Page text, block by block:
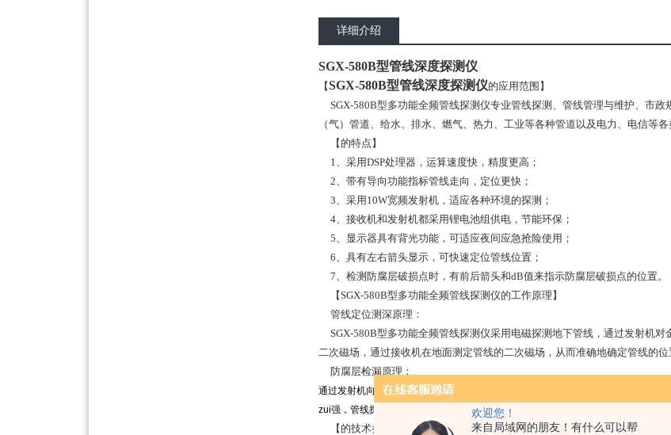
欢迎您！
来自局域网的朋友！有什么可以帮
详细介绍
SGX-580B型管线深度探测仪
【SGX-580B型管线深度探测仪的应用范围】
SGX-580B型多功能全频管线探测仪专业管线探测、管线管理与维护、市
（气）管道、给水、排水、燃气、热力、工业等各种管道以及电力、电信等
【 的特点】
1、采用DSP处理器，运算速度快，精度更高；
2、带有导向功能指标管线走向，定位更快；
3、采用10W宽频发射机，适应各种环境的探测；
4、接收机和发射机都采用锂电池组供电，节能环保；
5、显示器具有背光功能，可适应夜间应急抢险使用；
6、具有左右箭头显示，可快速定位管线位置；
7、检测防腐层破损点时，有前后箭头和dB值来指示防腐层破损点的位置。
【SGX-580B型多功能全频管线探测仪的工作原理】
管线定位测深原理：
SGX-580B型多功能全频管线探测仪采用电磁探测地下管线，通过发射机
二次磁场，通过接收机在地面测定管线的二次磁场，从而准确地确定管线的位
防腐层检漏原理：
通过发射机向地下金属管线发送一电磁波信号，当地下管线防腐绝缘层存在破损点
zui强，管线探测仪根据这一原理找出管线防腐绝缘层的破损点。
【 的技术参数】